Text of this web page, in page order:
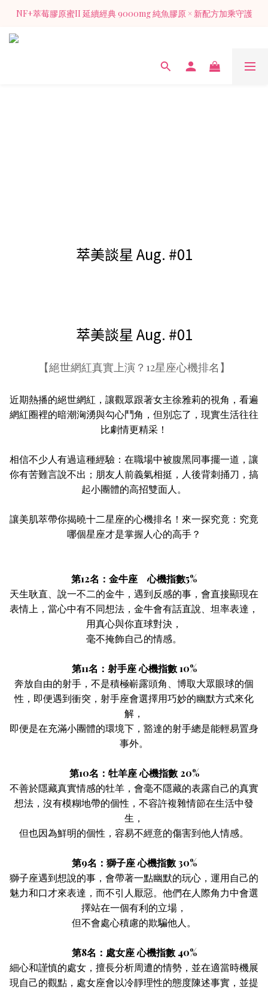
NF+萃莓膠原蜜II 延續經典 9000mg 純魚膠原 × 新配方加乘守護
NF+萃莓膠原蜜II 延續經典 9000mg 純魚膠原 × 新配方加乘守護
NF+萃莓膠原蜜II 延續經典 9000mg 純魚膠原 × 新配方加乘守護
萃美談星 Aug. #01
萃美談星 Aug. #01
【絕世網紅真實上演？12星座心機排名】
近期熱播的絕世網紅，讓觀眾跟著女主徐雅莉的視角，看遍
網紅圈裡的暗潮洶湧與勾心鬥角，但別忘了，現實生活往往
比劇情更精采！
相信不少人有過這種經驗：在職場中被腹黑同事擺一道，讓
你有苦難言說不出；朋友人前義氣相挺，人後背刺捅刀，搞
起小團體的高招雙面人。
讓美肌萃帶你揭曉十二星座的心機排名！來一探究竟：究竟
哪個星座才是掌握人心的高手？
第12名：金牛座 心機指數5%
天生耿直、說一不二的金牛，遇到反感的事，會直接顯現在
表情上，當心中有不同想法，金牛會有話直說、坦率表達，
用真心與你直球對決，
毫不掩飾自己的情感。
第11名：射手座 心機指數 10%
奔放自由的射手，不是積極嶄露頭角、博取大眾眼球的個
性，即便遇到衝突，射手座會選擇用巧妙的幽默方式來化
解，
即便是在充滿小團體的環境下，豁達的射手總是能輕易置身
事外。
第10名：牡羊座 心機指數 20%
不善於隱藏真實情感的牡羊，會毫不隱藏的表露自己的真實
想法，沒有模糊地帶的個性，不容許複雜情節在生活中發
生，
但也因為鮮明的個性，容易不經意的傷害到他人情感。
第9名：獅子座 心機指數 30%
獅子座遇到想說的事，會帶著一點幽默的玩心，運用自己的
魅力和口才來表達，而不引人厭惡。他們在人際角力中會選
擇站在一個有利的立場，
但不會處心積慮的欺騙他人。
第8名：處女座 心機指數 40%
細心和謹慎的處女，擅長分析周遭的情勢，並在適當時機展
現自己的觀點，處女座會以冷靜理性的態度陳述事實，並提